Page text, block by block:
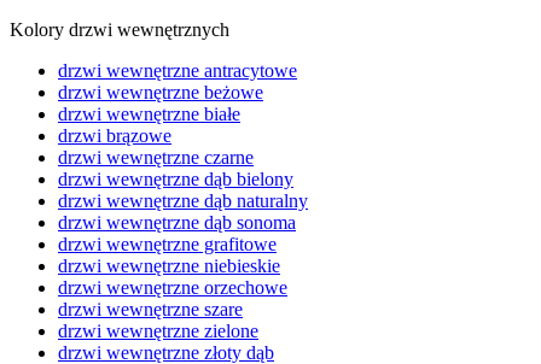
Kolory drzwi wewnętrznych
drzwi wewnętrzne antracytowe
drzwi wewnętrzne beżowe
drzwi wewnętrzne białe
drzwi brązowe
drzwi wewnętrzne czarne
drzwi wewnętrzne dąb bielony
drzwi wewnętrzne dąb naturalny
drzwi wewnętrzne dąb sonoma
drzwi wewnętrzne grafitowe
drzwi wewnętrzne niebieskie
drzwi wewnętrzne orzechowe
drzwi wewnętrzne szare
drzwi wewnętrzne zielone
drzwi wewnętrzne złoty dąb